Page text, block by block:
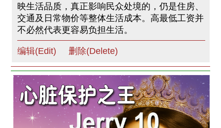
映生活品质，真正影响民众处境的，仍是住房、
交通及日常物价等整体生活成本。高最低工资并
不必然代表更容易负担生活。
编辑(Edit) 删除(Delete)